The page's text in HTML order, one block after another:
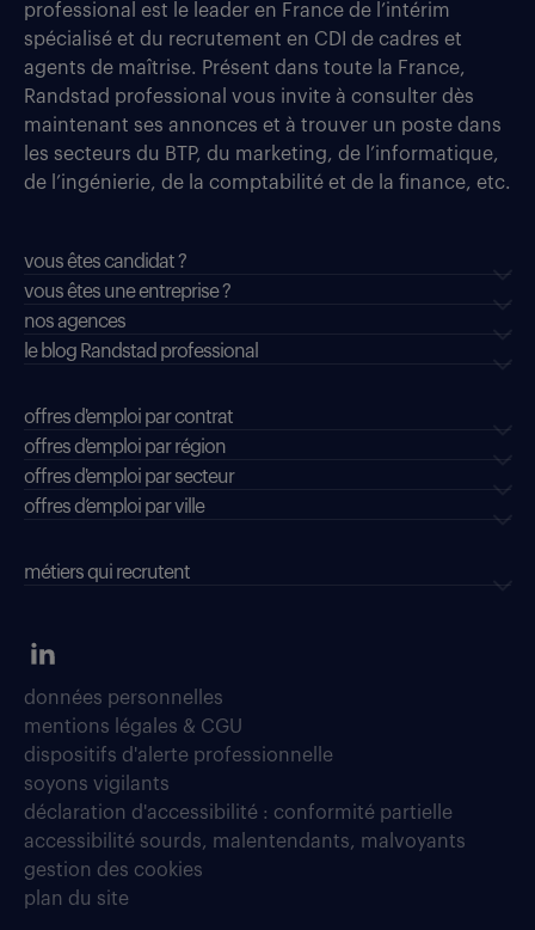
professional est le leader en France de l’intérim
spécialisé et du recrutement en CDI de cadres et
agents de maîtrise. Présent dans toute la France,
Randstad professional vous invite à consulter dès
maintenant ses annonces et à trouver un poste dans
les secteurs du BTP, du marketing, de l’informatique,
de l’ingénierie, de la comptabilité et de la finance, etc.
vous êtes candidat ?
vous êtes une entreprise ?
nos agences
le blog Randstad professional
offres d'emploi par contrat
offres d'emploi par région
offres d'emploi par secteur
offres d’emploi par ville
métiers qui recrutent
données personnelles
mentions légales & CGU
dispositifs d'alerte professionnelle
soyons vigilants
déclaration d'accessibilité : conformité partielle
accessibilité sourds, malentendants, malvoyants
gestion des cookies
plan du site